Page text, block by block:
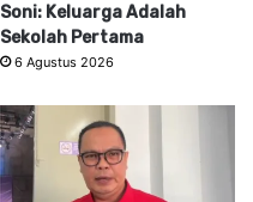
Soni: Keluarga Adalah
Sekolah Pertama
6 Agustus 2026